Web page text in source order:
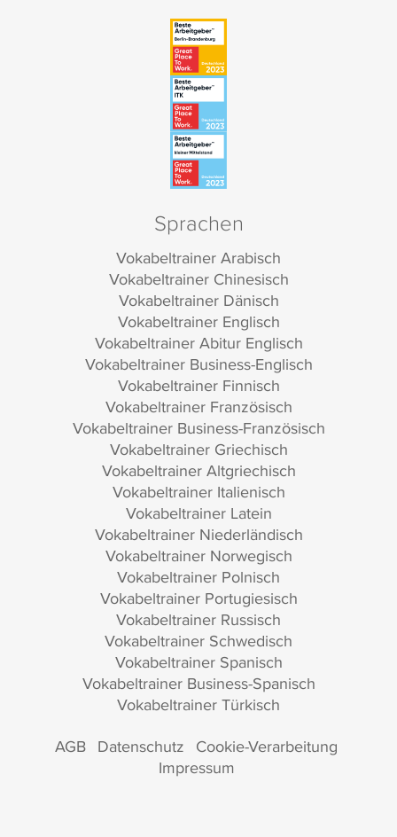
Sprachen
Vokabeltrainer Arabisch
Vokabeltrainer Chinesisch
Vokabeltrainer Dänisch
Vokabeltrainer Englisch
Vokabeltrainer Abitur Englisch
Vokabeltrainer Business-Englisch
Vokabeltrainer Finnisch
Vokabeltrainer Französisch
Vokabeltrainer Business-Französisch
Vokabeltrainer Griechisch
Vokabeltrainer Altgriechisch
Vokabeltrainer Italienisch
Vokabeltrainer Latein
Vokabeltrainer Niederländisch
Vokabeltrainer Norwegisch
Vokabeltrainer Polnisch
Vokabeltrainer Portugiesisch
Vokabeltrainer Russisch
Vokabeltrainer Schwedisch
Vokabeltrainer Spanisch
Vokabeltrainer Business-Spanisch
Vokabeltrainer Türkisch
AGB Datenschutz Cookie-Verarbeitung
Impressum